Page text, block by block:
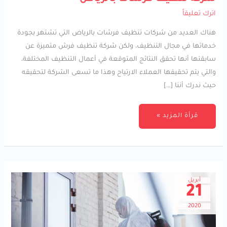
اترك تعليقاً
هناك العديد من شركات تنظيف فرشات بالرياض التي تشتهر بجودة
خدماتها في مجال التنظيف، ولكن شركة تنظيف فرش متميزة عن
سابقتها أنها تحقق النتائج المتوقعة في أعمال التنظيف المختلفة،
والتي يتم تحقيقها العملاء الارتياح وهذا ما تسعى الشركة لتحقيقه
حيث ندرك أننا […]
تنظيف
فرشات
بالرياض
قرأة المزيد »
أبريل
21
2020